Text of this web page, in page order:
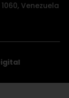
Venezuela